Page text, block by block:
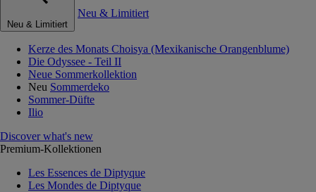
Neu & Limitiert
Neu & Limitiert
Kerze des Monats Choisya (Mexikanische Orangenblume)
Die Odyssee - Teil II
Neue Sommerkollektion
Neu Sommerdeko
Sommer-Düfte
Ilio
Discover what's new
Premium-Kollektionen
Les Essences de Diptyque
Les Mondes de Diptyque